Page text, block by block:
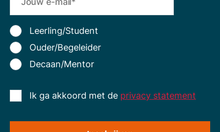
Leerling/Student
Ouder/Begeleider
Decaan/Mentor
Ik ga akkoord met de privacy statement